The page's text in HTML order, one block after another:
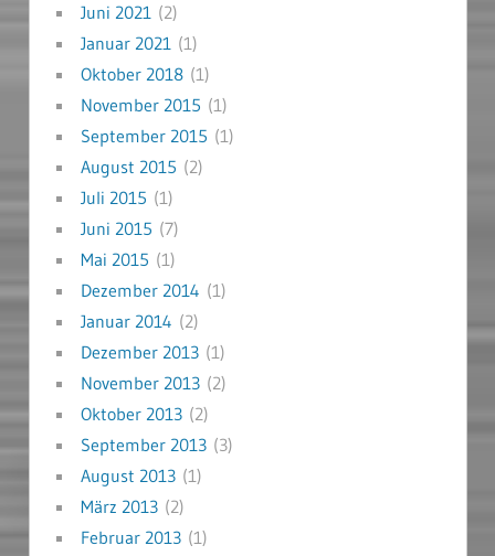
Juni 2021(2)
Januar 2021(1)
Oktober 2018(1)
November 2015 (1)
September 2015 (1)
August 2015 (2)
Juli 2015 (1)
Juni 2015 (7)
Mai 2015 (1)
Dezember 2014 (1)
Januar 2014 (2)
Dezember 2013(1)
November 2013(2)
Oktober 2013(2)
September 2013(3)
August 2013(1)
März 2013(2)
Februar 2013(1)